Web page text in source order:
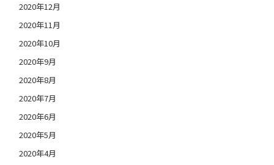
2020年12月
2020年11月
2020年10月
2020年9月
2020年8月
2020年7月
2020年6月
2020年5月
2020年4月